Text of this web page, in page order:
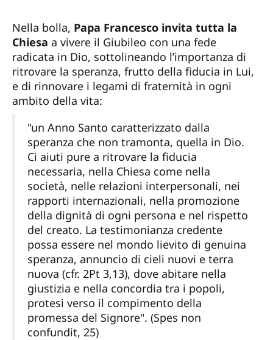
Nella bolla, Papa Francesco invita tutta la
Chiesa a vivere il Giubileo con una fede
radicata in Dio, sottolineando l’importanza di
ritrovare la speranza, frutto della fiducia in Lui,
e di rinnovare i legami di fraternità in ogni
ambito della vita:
"un Anno Santo caratterizzato dalla
speranza che non tramonta, quella in Dio.
Ci aiuti pure a ritrovare la fiducia
necessaria, nella Chiesa come nella
società, nelle relazioni interpersonali, nei
rapporti internazionali, nella promozione
della dignità di ogni persona e nel rispetto
del creato. La testimonianza credente
possa essere nel mondo lievito di genuina
speranza, annuncio di cieli nuovi e terra
nuova (cfr. 2Pt 3,13), dove abitare nella
giustizia e nella concordia tra i popoli,
protesi verso il compimento della
promessa del Signore". (Spes non
confundit, 25)